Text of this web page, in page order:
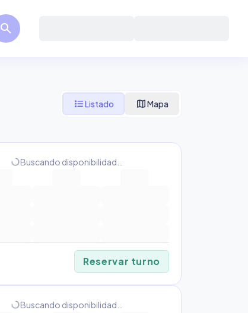
search
format_list_bulletedListado mapMapa
progress_activityBuscando disponibilidad…
Reservar turno
progress_activityBuscando disponibilidad…